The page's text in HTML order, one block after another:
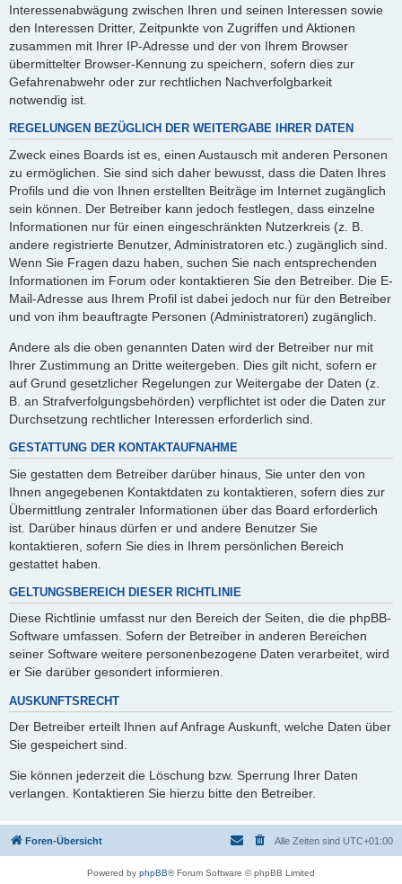
Interessenabwägung zwischen Ihren und seinen Interessen sowie
den Interessen Dritter, Zeitpunkte von Zugriffen und Aktionen
zusammen mit Ihrer IP-Adresse und der von Ihrem Browser
übermittelter Browser-Kennung zu speichern, sofern dies zur
Gefahrenabwehr oder zur rechtlichen Nachverfolgbarkeit
notwendig ist.
REGELUNGEN BEZÜGLICH DER WEITERGABE IHRER DATEN
Zweck eines Boards ist es, einen Austausch mit anderen Personen
zu ermöglichen. Sie sind sich daher bewusst, dass die Daten Ihres
Profils und die von Ihnen erstellten Beiträge im Internet zugänglich
sein können. Der Betreiber kann jedoch festlegen, dass einzelne
Informationen nur für einen eingeschränkten Nutzerkreis (z. B.
andere registrierte Benutzer, Administratoren etc.) zugänglich sind.
Wenn Sie Fragen dazu haben, suchen Sie nach entsprechenden
Informationen im Forum oder kontaktieren Sie den Betreiber. Die E-
Mail-Adresse aus Ihrem Profil ist dabei jedoch nur für den Betreiber
und von ihm beauftragte Personen (Administratoren) zugänglich.
Andere als die oben genannten Daten wird der Betreiber nur mit
Ihrer Zustimmung an Dritte weitergeben. Dies gilt nicht, sofern er
auf Grund gesetzlicher Regelungen zur Weitergabe der Daten (z.
B. an Strafverfolgungsbehörden) verpflichtet ist oder die Daten zur
Durchsetzung rechtlicher Interessen erforderlich sind.
GESTATTUNG DER KONTAKTAUFNAHME
Sie gestatten dem Betreiber darüber hinaus, Sie unter den von
Ihnen angegebenen Kontaktdaten zu kontaktieren, sofern dies zur
Übermittlung zentraler Informationen über das Board erforderlich
ist. Darüber hinaus dürfen er und andere Benutzer Sie
kontaktieren, sofern Sie dies in Ihrem persönlichen Bereich
gestattet haben.
GELTUNGSBEREICH DIESER RICHTLINIE
Diese Richtlinie umfasst nur den Bereich der Seiten, die die phpBB-
Software umfassen. Sofern der Betreiber in anderen Bereichen
seiner Software weitere personenbezogene Daten verarbeitet, wird
er Sie darüber gesondert informieren.
AUSKUNFTSRECHT
Der Betreiber erteilt Ihnen auf Anfrage Auskunft, welche Daten über
Sie gespeichert sind.
Sie können jederzeit die Löschung bzw. Sperrung Ihrer Daten
verlangen. Kontaktieren Sie hierzu bitte den Betreiber.
Foren-Übersicht Alle Zeiten sind UTC+01:00
Powered by phpBB® Forum Software © phpBB Limited